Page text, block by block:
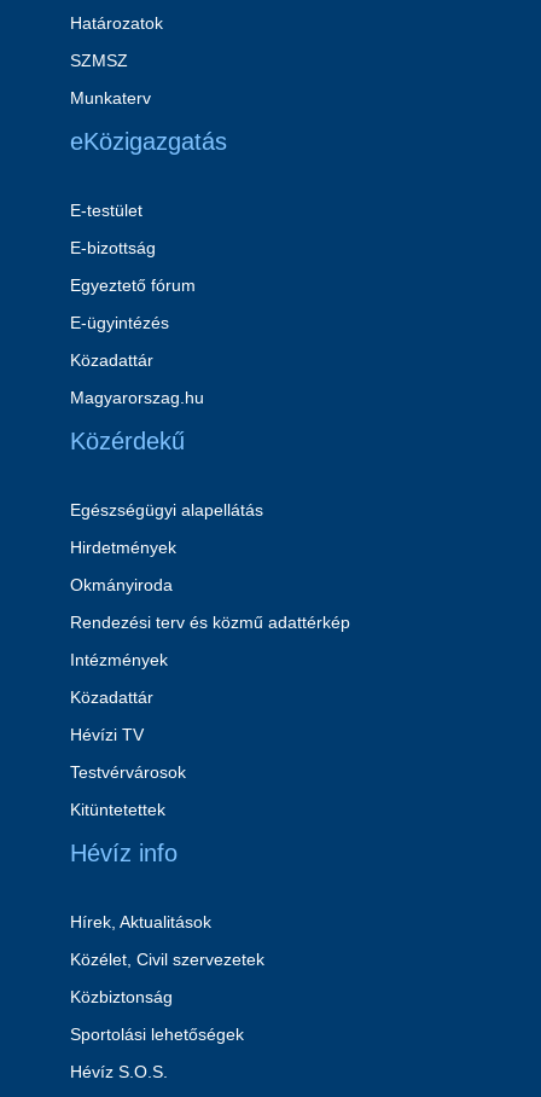
Határozatok
SZMSZ
Munkaterv
eKözigazgatás
E-testület
E-bizottság
Egyeztető fórum
E-ügyintézés
Közadattár
Magyarorszag.hu
Közérdekű
Egészségügyi alapellátás
Hirdetmények
Okmányiroda
Rendezési terv és közmű adattérkép
Intézmények
Közadattár
Hévízi TV
Testvérvárosok
Kitüntetettek
Hévíz info
Hírek, Aktualitások
Közélet, Civil szervezetek
Közbiztonság
Sportolási lehetőségek
Hévíz S.O.S.